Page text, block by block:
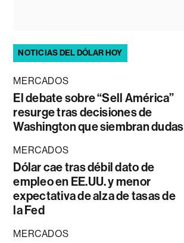
NOTICIAS DEL DÓLAR HOY
MERCADOS
El debate sobre “Sell América”
resurge tras decisiones de
Washington que siembran dudas
MERCADOS
Dólar cae tras débil dato de
empleo en EE.UU. y menor
expectativa de alza de tasas de
la Fed
MERCADOS